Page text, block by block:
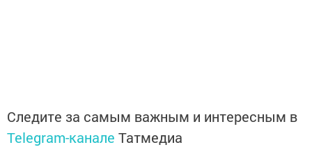
Следите за самым важным и интересным в
Telegram-канале Татмедиа